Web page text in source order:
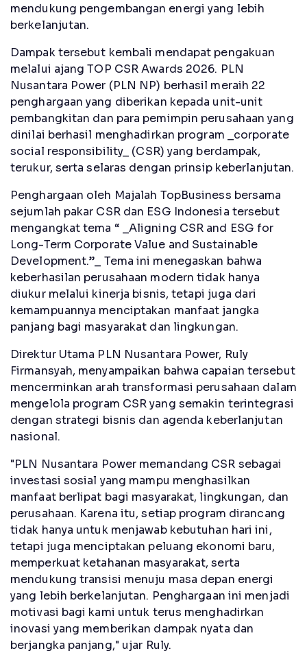
mendukung pengembangan energi yang lebih
berkelanjutan.
Dampak tersebut kembali mendapat pengakuan
melalui ajang TOP CSR Awards 2026. PLN
Nusantara Power (PLN NP) berhasil meraih 22
penghargaan yang diberikan kepada unit-unit
pembangkitan dan para pemimpin perusahaan yang
dinilai berhasil menghadirkan program _corporate
social responsibility_ (CSR) yang berdampak,
terukur, serta selaras dengan prinsip keberlanjutan.
Penghargaan oleh Majalah TopBusiness bersama
sejumlah pakar CSR dan ESG Indonesia tersebut
mengangkat tema “ _Aligning CSR and ESG for
Long-Term Corporate Value and Sustainable
Development.”_ Tema ini menegaskan bahwa
keberhasilan perusahaan modern tidak hanya
diukur melalui kinerja bisnis, tetapi juga dari
kemampuannya menciptakan manfaat jangka
panjang bagi masyarakat dan lingkungan.
Direktur Utama PLN Nusantara Power, Ruly
Firmansyah, menyampaikan bahwa capaian tersebut
mencerminkan arah transformasi perusahaan dalam
mengelola program CSR yang semakin terintegrasi
dengan strategi bisnis dan agenda keberlanjutan
nasional.
"PLN Nusantara Power memandang CSR sebagai
investasi sosial yang mampu menghasilkan
manfaat berlipat bagi masyarakat, lingkungan, dan
perusahaan. Karena itu, setiap program dirancang
tidak hanya untuk menjawab kebutuhan hari ini,
tetapi juga menciptakan peluang ekonomi baru,
memperkuat ketahanan masyarakat, serta
mendukung transisi menuju masa depan energi
yang lebih berkelanjutan. Penghargaan ini menjadi
motivasi bagi kami untuk terus menghadirkan
inovasi yang memberikan dampak nyata dan
berjangka panjang," ujar Ruly.